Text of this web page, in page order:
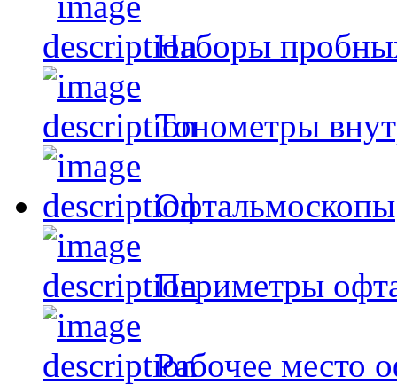
Наборы
Тонометры
Офтальмоскопы
Периметры
Рабочее место